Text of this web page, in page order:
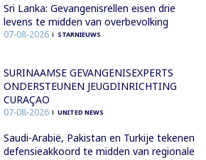
Sri Lanka: Gevangenisrellen eisen drie
levens te midden van overbevolking
07-08-2026 STARNIEUWS
SURINAAMSE GEVANGENISEXPERTS
ONDERSTEUNEN JEUGDINRICHTING
CURAÇAO
07-08-2026 UNITED NEWS
Saudi-Arabië, Pakistan en Turkije tekenen
defensieakkoord te midden van regionale